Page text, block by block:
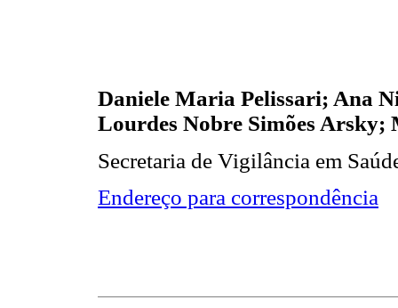
Daniele Maria Pelissari; Ana
Lourdes Nobre Simões
Secretaria de Vigilância em
Endereço para correspondência